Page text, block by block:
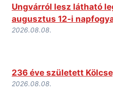
Ungvárról lesz látható
augusztus 12-i
2026.08.08.
236 éve született
2026.08.08.